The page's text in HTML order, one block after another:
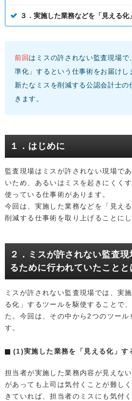
３．実施した業務などを「見える化
前回はミスの許されない監査現場
準化」するという仕事術をお届けし
新たなミスを削減する公認会計士
きます。
１．はじめに
監査現場はミスが許されない現場で
いため、あるいはミスを起きにくく
使っている仕事術があります。
今回は、実施した業務などを「見え
削減する仕事術を取り上げることにし
２．ミスが許されない監査
るために行われていたことと
ミスが許されない監査現場では、実
る化」するツールを駆使することで
た。今回は、その中から2つのツール
す。
(1)実施した業務を「見える化」
担当者が実施した業務内容が見えな
があっても上司は気付くことが難し
きていれば、担当者のミスにも気付